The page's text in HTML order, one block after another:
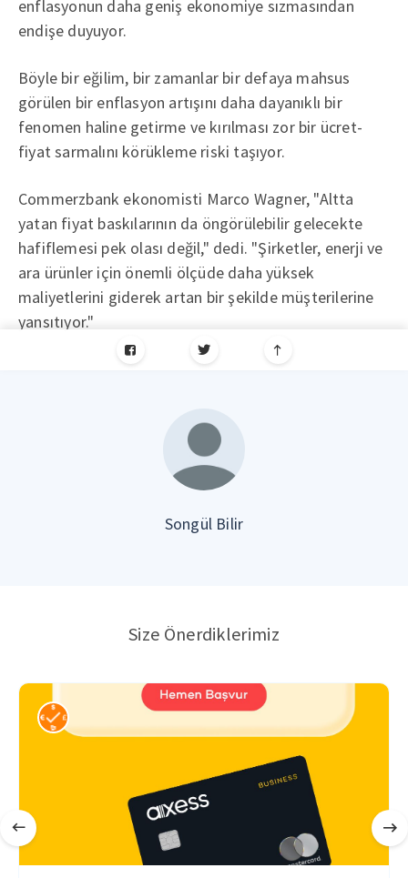
enflasyonun daha geniş ekonomiye sızmasından
endişe duyuyor.
Böyle bir eğilim, bir zamanlar bir defaya mahsus
görülen bir enflasyon artışını daha dayanıklı bir
fenomen haline getirme ve kırılması zor bir ücret-
fiyat sarmalını körükleme riski taşıyor.
Commerzbank ekonomisti Marco Wagner, "Altta
yatan fiyat baskılarının da öngörülebilir gelecekte
hafiflemesi pek olası değil," dedi. "Şirketler, enerji ve
ara ürünler için önemli ölçüde daha yüksek
maliyetlerini giderek artan bir şekilde müşterilerine
yansıtıyor."
Songül Bilir
Size Önerdiklerimiz